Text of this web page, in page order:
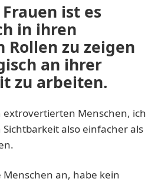
ist es
in ihren
Rollen zu zeigen
an ihrer
zu arbeiten.
extrovertierten Menschen, ich
Sichtbarkeit also einfacher als
an, habe kein